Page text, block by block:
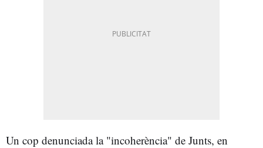
Un cop denunciada la "incoherència" de Junts, en